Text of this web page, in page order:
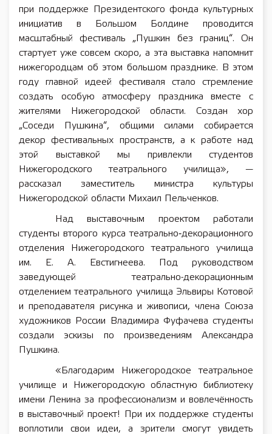
при поддержке Президентского фонда культурных
инициатив в Большом Болдине проводится
масштабный фестиваль „Пушкин без границ“. Он
стартует уже совсем скоро, а эта выставка напомнит
нижегородцам об этом большом празднике. В этом
году главной идеей фестиваля стало стремление
создать особую атмосферу праздника вместе с
жителями Нижегородской области. Создан хор
„Соседи Пушкина“, общими силами собирается
декор фестивальных пространств, а к работе над
этой выставкой мы привлекли студентов
Нижегородского театрального училища», —
рассказал заместитель министра культуры
Нижегородской области Михаил Пельченков.
Над выставочным проектом работали
студенты второго курса театрально‑декорационного
отделения Нижегородского театрального училища
им. Е. А. Евстигнеева. Под руководством
заведующей театрально-декорационным
отделением театрального училища Эльвиры Котовой
и преподавателя рисунка и живописи, члена Союза
художников России Владимира Фуфачева студенты
создали эскизы по произведениям Александра
Пушкина.
«Благодарим Нижегородское театральное
училище и Нижегородскую областную библиотеку
имени Ленина за профессионализм и вовлечённость
в выставочный проект! При их поддержке студенты
воплотили свои идеи, а зрители смогут увидеть